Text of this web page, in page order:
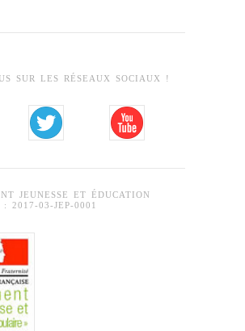
SUR LES RÉSEAUX SOCIAUX !
JEUNESSE ET ÉDUCATION
: 2017-03-JEP-0001